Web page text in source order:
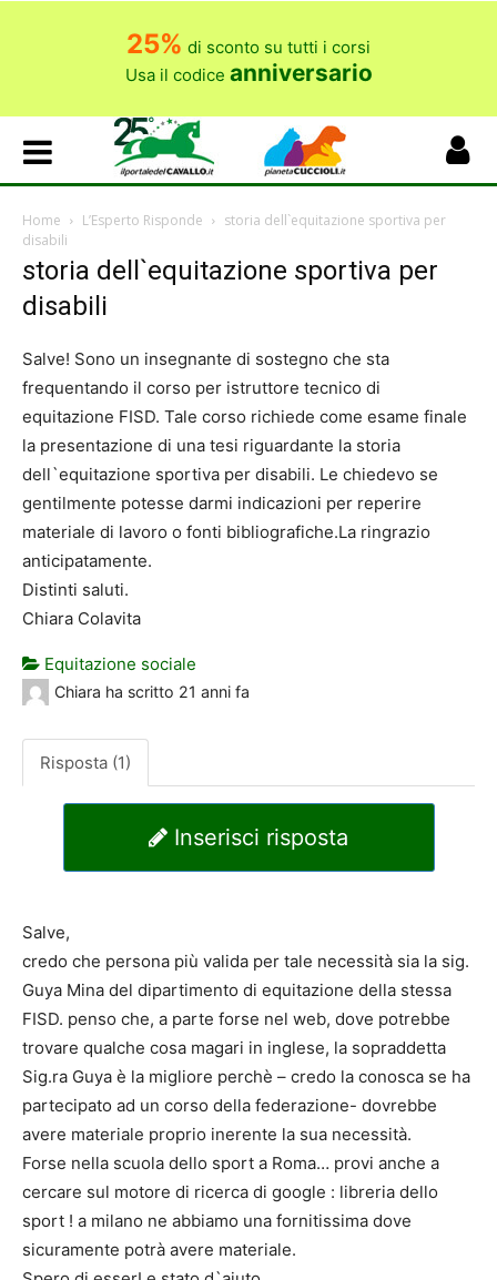
25% di sconto su tutti i corsi
Usa il codice anniversario
Home L’Esperto Risponde
storia dell`equitazione sportiva per
disabili
storia dell`equitazione sportiva per
disabili
Salve! Sono un insegnante di sostegno che sta
frequentando il corso per istruttore tecnico di
equitazione FISD. Tale corso richiede come esame finale
la presentazione di una tesi riguardante la storia
dell`equitazione sportiva per disabili. Le chiedevo se
gentilmente potesse darmi indicazioni per reperire
materiale di lavoro o fonti bibliografiche.La ringrazio
anticipatamente.
Distinti saluti.
Chiara Colavita
Equitazione sociale
Chiara ha scritto 21 anni fa
Risposta (1)
Inserisci risposta
Salve,
credo che persona più valida per tale necessità sia la sig.
Guya Mina del dipartimento di equitazione della stessa
FISD. penso che, a parte forse nel web, dove potrebbe
trovare qualche cosa magari in inglese, la sopraddetta
Sig.ra Guya è la migliore perchè – credo la conosca se ha
partecipato ad un corso della federazione- dovrebbe
avere materiale proprio inerente la sua necessità.
Forse nella scuola dello sport a Roma… provi anche a
cercare sul motore di ricerca di google : libreria dello
sport ! a milano ne abbiamo una fornitissima dove
sicuramente potrà avere materiale.